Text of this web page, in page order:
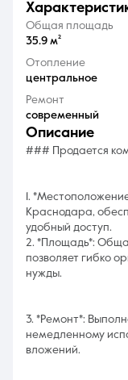
Общая площадь
35.9 м²
Отопление
центральное
Ремонт
современный
описание
### Продается
1.
Краснодара,
удобный доступ.
2. *Площадь*:
позволяет гибко
нужды.
3. *Ремонт*:
немедленному
вложений.